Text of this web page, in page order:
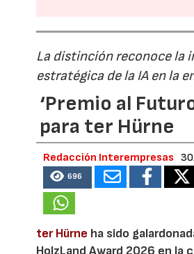
La distinción reconoce la
estratégica de la IA en la
‘Premio al
para ter Hürne
Redacción Interempresas
696
ter Hürne ha sido
HolzLand Award 2026 en la